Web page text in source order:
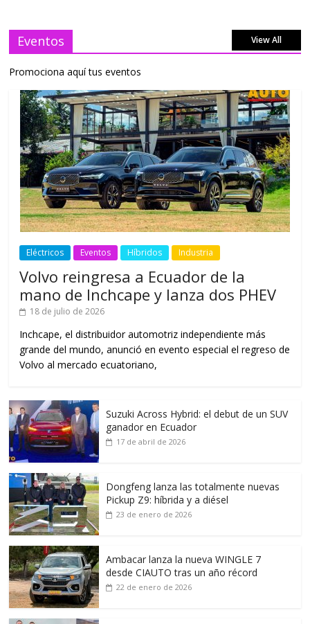
Eventos View All
Promociona aquí tus eventos
Eléctricos Eventos Híbridos Industria
Volvo reingresa a Ecuador de la
mano de Inchcape y lanza dos PHEV
18 de julio de 2026
Inchcape, el distribuidor automotriz independiente más
grande del mundo, anunció en evento especial el regreso de
Volvo al mercado ecuatoriano,
Suzuki Across Hybrid: el debut de un SUV
ganador en Ecuador
17 de abril de 2026
Dongfeng lanza las totalmente nuevas
Pickup Z9: híbrida y a diésel
23 de enero de 2026
Ambacar lanza la nueva WINGLE 7
desde CIAUTO tras un año récord
22 de enero de 2026